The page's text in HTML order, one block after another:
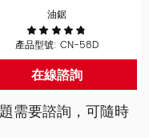
油鋸
產品型號: CN-58D
在線諮詢
需要諮詢，可隨時